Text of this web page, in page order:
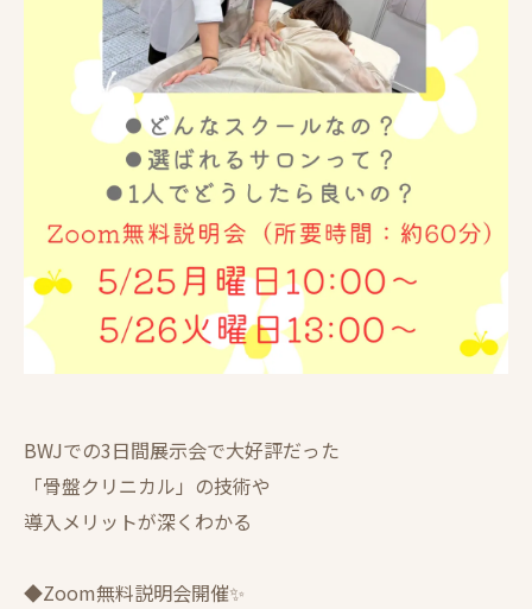
BWJでの3日間展示会で大好評だった
「骨盤クリニカル」の技術や
導入メリットが深くわかる
◆Zoom無料説明会開催✨